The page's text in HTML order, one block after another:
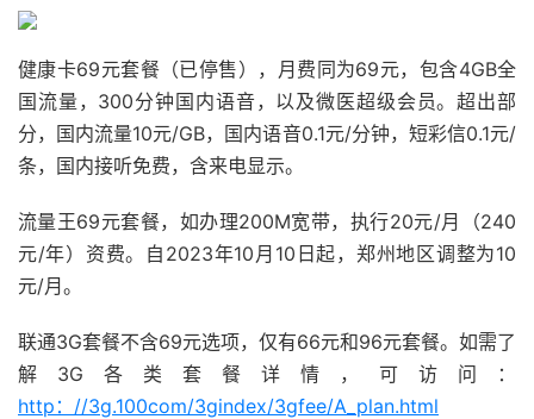
健康卡69元套餐（已停售），月费同为69元，包含4GB全
国流量，300分钟国内语音，以及微医超级会员。超出部
分，国内流量10元/GB，国内语音0.1元/分钟，短彩信0.1元/
条，国内接听免费，含来电显示。
流量王69元套餐，如办理200M宽带，执行20元/月（240
元/年）资费。自2023年10月10日起，郑州地区调整为10
元/月。
联通3G套餐不含69元选项，仅有66元和96元套餐。如需了
解3G各类套餐详情，可访问：
http：//3g.100com/3gindex/3gfee/A_plan.html